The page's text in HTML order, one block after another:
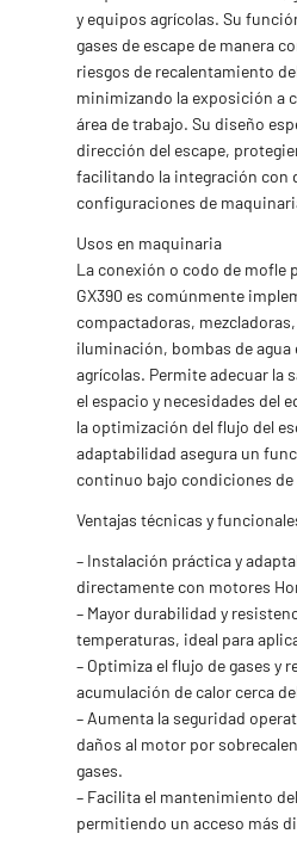
y equipos agrícolas. Su
gases de escape de manera
riesgos de recalentamiento
minimizando la exposición a
área de trabajo. Su diseño
dirección del escape,
facilitando la integración con
configuraciones de
Usos en maquinaria
La conexión o codo de mofle
GX390 es comúnmente
compactadoras,
iluminación, bombas de agua
agrícolas. Permite adecuar la
el espacio y necesidades del
la optimización del flujo del
adaptabilidad asegura un
continuo bajo condiciones de
Ventajas técnicas y
– Instalación práctica y
directamente con motores
– Mayor durabilidad y
temperaturas, ideal para
– Optimiza el flujo de gases y
acumulación de calor cerca
– Aumenta la seguridad
daños al motor por
gases.
– Facilita el mantenimiento
permitiendo un acceso más